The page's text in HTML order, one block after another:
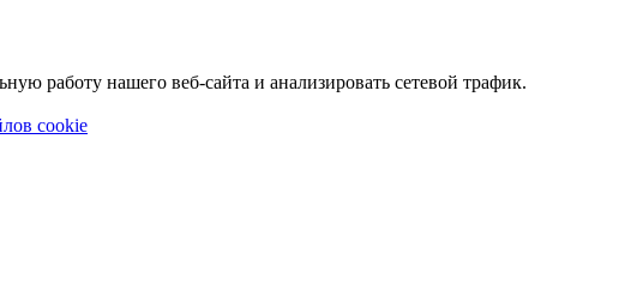
работу нашего веб-сайта и анализировать сетевой трафик.
cookie